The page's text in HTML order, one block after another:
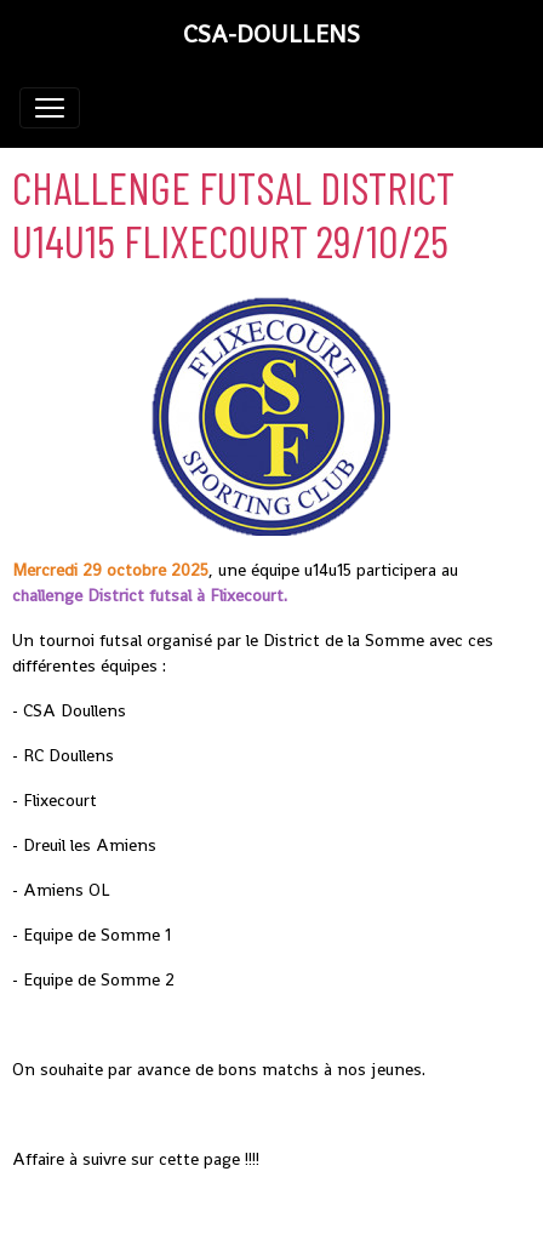
CSA-DOULLENS
CHALLENGE FUTSAL DISTRICT
U14U15 FLIXECOURT 29/10/25
Mercredi 29 octobre 2025, une équipe u14u15 participera au
challenge District futsal à Flixecourt.
Un tournoi futsal organisé par le District de la Somme avec ces
différentes équipes :
- CSA Doullens
- RC Doullens
- Flixecourt
- Dreuil les Amiens
- Amiens OL
- Equipe de Somme 1
- Equipe de Somme 2
On souhaite par avance de bons matchs à nos jeunes.
Affaire à suivre sur cette page !!!!